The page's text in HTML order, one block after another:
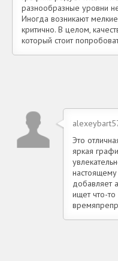
разнообразные уровни
Иногда возникают
критично. В целом,
который стоит
Это
яркая
добавляет
ищет что-